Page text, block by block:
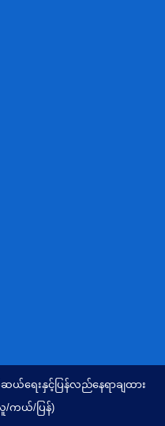
းဌာန
ောင်းဝန်ကြီးဌာန
ြီးဌာန
ရေးဝန်ကြီးဌာန
းနှင့်ပြည်သူ့အင်အား
ဌာန
ယ်ရေးနှင့်ပြန်လည်နေရာချထား
လူ/ကယ်/ပြန်)